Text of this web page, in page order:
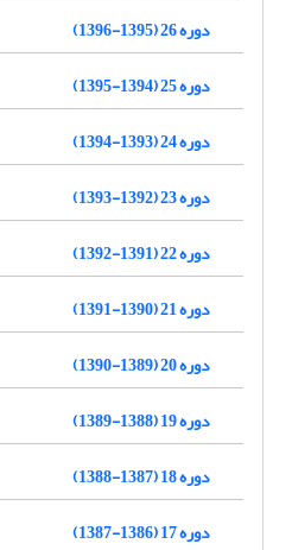
دوره 26 (1395-1396)
دوره 25 (1394-1395)
دوره 24 (1393-1394)
دوره 23 (1392-1393)
دوره 22 (1391-1392)
دوره 21 (1390-1391)
دوره 20 (1389-1390)
دوره 19 (1388-1389)
دوره 18 (1387-1388)
دوره 17 (1386-1387)